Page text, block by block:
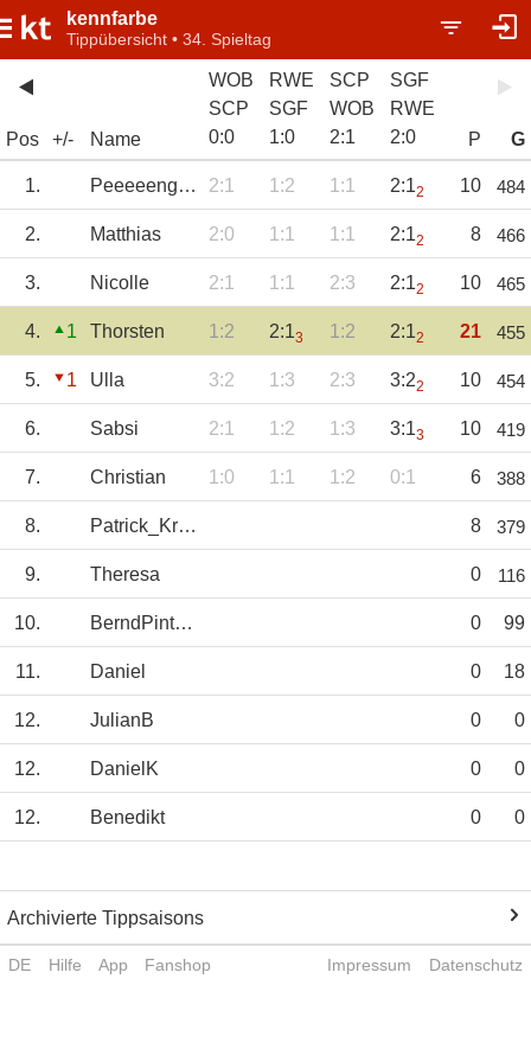
kennfarbe
Tippübersicht • 34. Spieltag
Pos +/- Name
WOB
SCP
0:0
RWE
SGF
1:0
SCP
WOB
2:1
SGF
RWE
2:0 P G
1. Peeeeengxiaaang 2:1 1:2 1:1 2:12 10 484
2. Matthias 2:0 1:1 1:1 2:12 8 466
3. Nicolle 2:1 1:1 2:3 2:12 10 465
4. 1 Thorsten 1:2 2:13 1:2 2:12 21 455
5. 1 Ulla 3:2 1:3 2:3 3:22 10 454
6. Sabsi 2:1 1:2 1:3 3:13 10 419
7. Christian 1:0 1:1 1:2 0:1 6 388
8. Patrick_Kroll 8 379
9. Theresa 0 116
10. BerndPinther 0 99
11. Daniel 0 18
12. JulianB 0 0
12. DanielK 0 0
12. Benedikt 0 0
Archivierte Tippsaisons
DE Hilfe App Fanshop Impressum Datenschutz